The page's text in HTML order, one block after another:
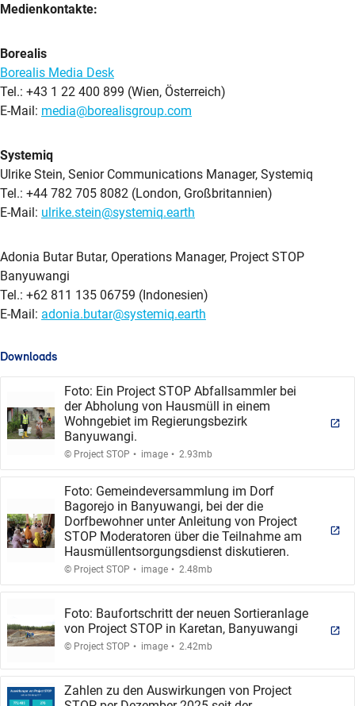
Medienkontakte:
Borealis
Borealis Media Desk
Tel.: +43 1 22 400 899 (Wien, Österreich)
E-Mail: media@borealisgroup.com
Systemiq
Ulrike Stein, Senior Communications Manager, Systemiq
Tel.: +44 782 705 8082 (London, Großbritannien)
E-Mail: ulrike.stein@systemiq.earth
Adonia Butar Butar, Operations Manager, Project STOP
Banyuwangi
Tel.: +62 811 135 06759 (Indonesien)
E-Mail: adonia.butar@systemiq.earth
Downloads
Foto: Ein Project STOP Abfallsammler bei
der Abholung von Hausmüll in einem
Wohngebiet im Regierungsbezirk
Banyuwangi.
© Project STOP . image . 2.93mb
Foto: Gemeindeversammlung im Dorf
Bagorejo in Banyuwangi, bei der die
Dorfbewohner unter Anleitung von Project
STOP Moderatoren über die Teilnahme am
Hausmüllentsorgungsdienst diskutieren.
© Project STOP . image . 2.48mb
Foto: Baufortschritt der neuen Sortieranlage
von Project STOP in Karetan, Banyuwangi
© Project STOP . image. 2.42mb
Zahlen zu den Auswirkungen von Project